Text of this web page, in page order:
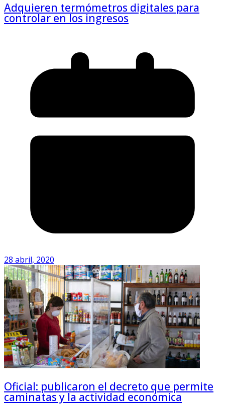
Adquieren termómetros digitales para
controlar en los ingresos
28 abril, 2020
Oficial: publicaron el decreto que permite
caminatas y la actividad económica